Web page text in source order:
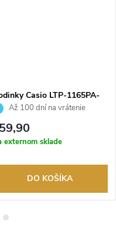
Casio LTP-1165PA-
Až 100 dní na vrátenie
Autorizovaný predajca.
externom sklade
DO KOŠÍKA